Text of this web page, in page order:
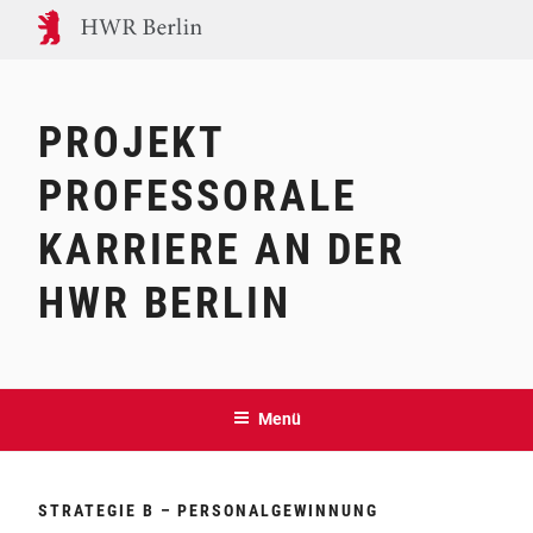
Inhalt
PROJEKT
PROFESSORALE
KARRIERE AN DER
HWR BERLIN
Menü
STRATEGIE B – PERSONALGEWINNUNG